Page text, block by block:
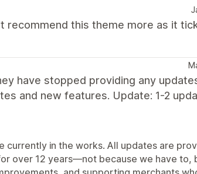
recommend this theme more as it
have stopped providing any
and new features. Update: 1-2
currently in the works. All updates are
over 12 years—not because we have to,